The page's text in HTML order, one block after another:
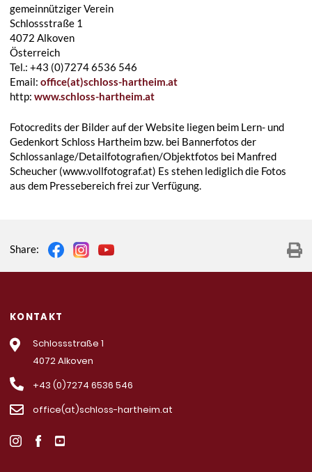
gemeinnütziger Verein
Schlossstraße 1
4072 Alkoven
Österreich
Tel.: +43 (0)7274 6536 546
Email:office(at)schloss-hartheim.at
http:www.schloss-hartheim.at
Fotocredits der Bilder auf der Website liegen beim Lern- und
Gedenkort Schloss Hartheim bzw. bei Bannerfotos der
Schlossanlage/Detailfotografien/Objektfotos bei Manfred
Scheucher (www.vollfotograf.at) Es stehen lediglich die Fotos
aus dem Pressebereich frei zur Verfügung.
Share:
KONTAKT
Schlossstraße 1
4072 Alkoven
+43 (0)7274 6536 546
office(at)schloss-hartheim.at